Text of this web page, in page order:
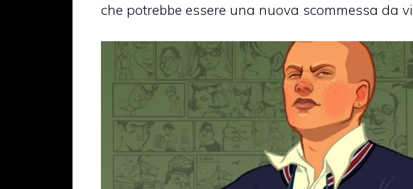
che potrebbe essere una nuova scommessa da